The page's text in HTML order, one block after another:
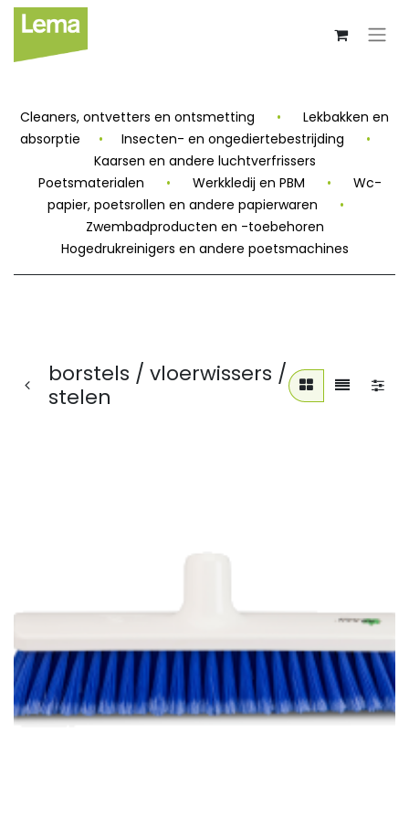
Cleaners, ontvetters en ontsmetting •
Lekbakken en
absorptie
• Insecten- en ongediertebestrijding
•
Kaarsen en andere luchtverfrissers
Poetsmaterialen
• Werkkledij en PBM •
Wc-
papier, poetsrollen en andere papierwaren
•
Zwembadproducten en -toebehoren
Hogedrukreinigers en andere poetsmachines
borstels / vloerwissers /
stelen